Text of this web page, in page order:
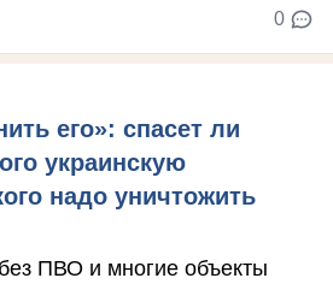
0
его»: спасет ли
украинскую
надо уничтожить
ПВО и многие объекты